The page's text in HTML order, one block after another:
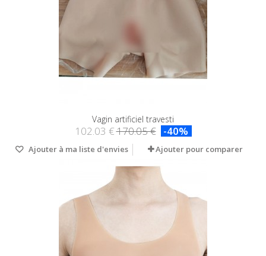
Vagin artificiel travesti
102.03 €170.05 € -40%
Ajouter à ma liste d'envies Ajouter pour comparer